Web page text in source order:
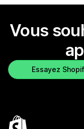
Vous
Essayez